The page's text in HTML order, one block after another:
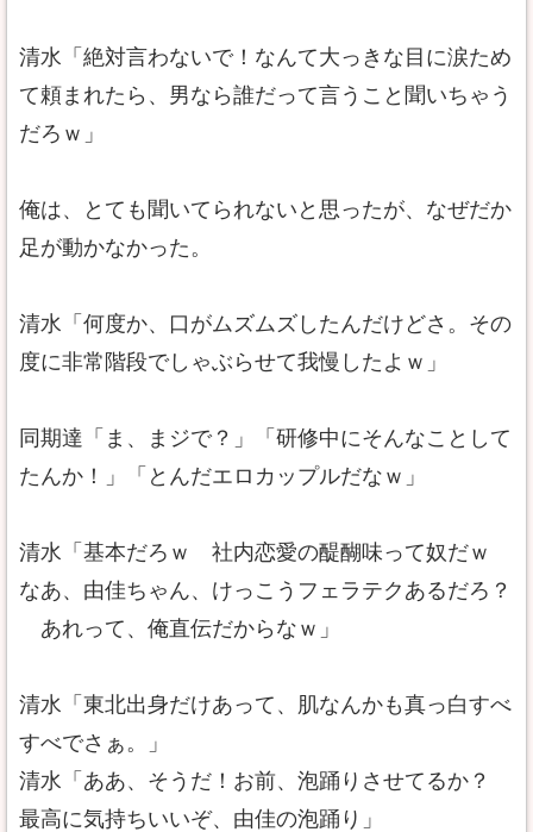
清水「絶対言わないで！なんて大っきな目に涙ため
て頼まれたら、男なら誰だって言うこと聞いちゃう
だろｗ」
俺は、とても聞いてられないと思ったが、なぜだか
足が動かなかった。
清水「何度か、口がムズムズしたんだけどさ。その
度に非常階段でしゃぶらせて我慢したよｗ」
同期達「ま、まジで？」「研修中にそんなことして
たんか！」「とんだエロカップルだなｗ」
清水「基本だろｗ 社内恋愛の醍醐味って奴だｗ
なあ、由佳ちゃん、けっこうフェラテクあるだろ？
あれって、俺直伝だからなｗ」
清水「東北出身だけあって、肌なんかも真っ白すべ
すべでさぁ。」
清水「ああ、そうだ！お前、泡踊りさせてるか？
最高に気持ちいいぞ、由佳の泡踊り」